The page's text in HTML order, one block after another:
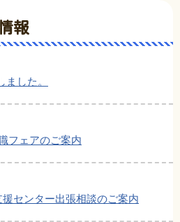
報
ました。
フェアのご案内
センター出張相談のご案内